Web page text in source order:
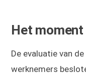
Het moment
De evaluatie van
werknemers